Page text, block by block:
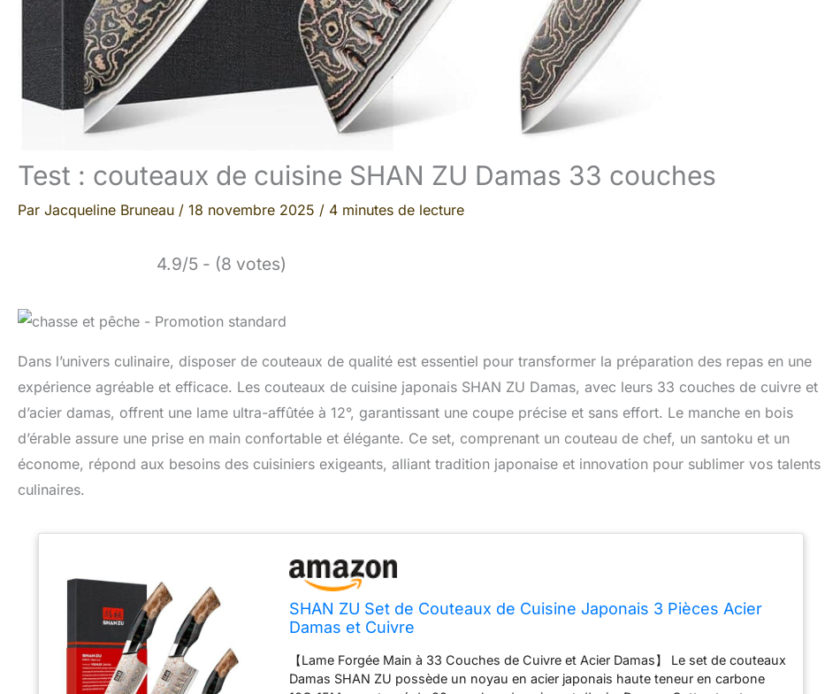
Test : couteaux de cuisine SHAN ZU Damas 33 couches
Par Jacqueline Bruneau / 18 novembre 2025 / 4 minutes de lecture
4.9/5 - (8 votes)
Dans l’univers culinaire, disposer de couteaux de qualité est essentiel pour transformer la préparation des repas en une
expérience agréable et efficace. Les couteaux de cuisine japonais SHAN ZU Damas, avec leurs 33 couches de cuivre et
d’acier damas, offrent une lame ultra-affûtée à 12°, garantissant une coupe précise et sans effort. Le manche en bois
d’érable assure une prise en main confortable et élégante. Ce set, comprenant un couteau de chef, un santoku et un
économe, répond aux besoins des cuisiniers exigeants, alliant tradition japonaise et innovation pour sublimer vos talents
culinaires.
SHAN ZU Set de Couteaux de Cuisine Japonais 3 Pièces Acier
Damas et Cuivre
【Lame Forgée Main à 33 Couches de Cuivre et Acier Damas】 Le set de couteaux
Damas SHAN ZU possède un noyau en acier japonais haute teneur en carbone